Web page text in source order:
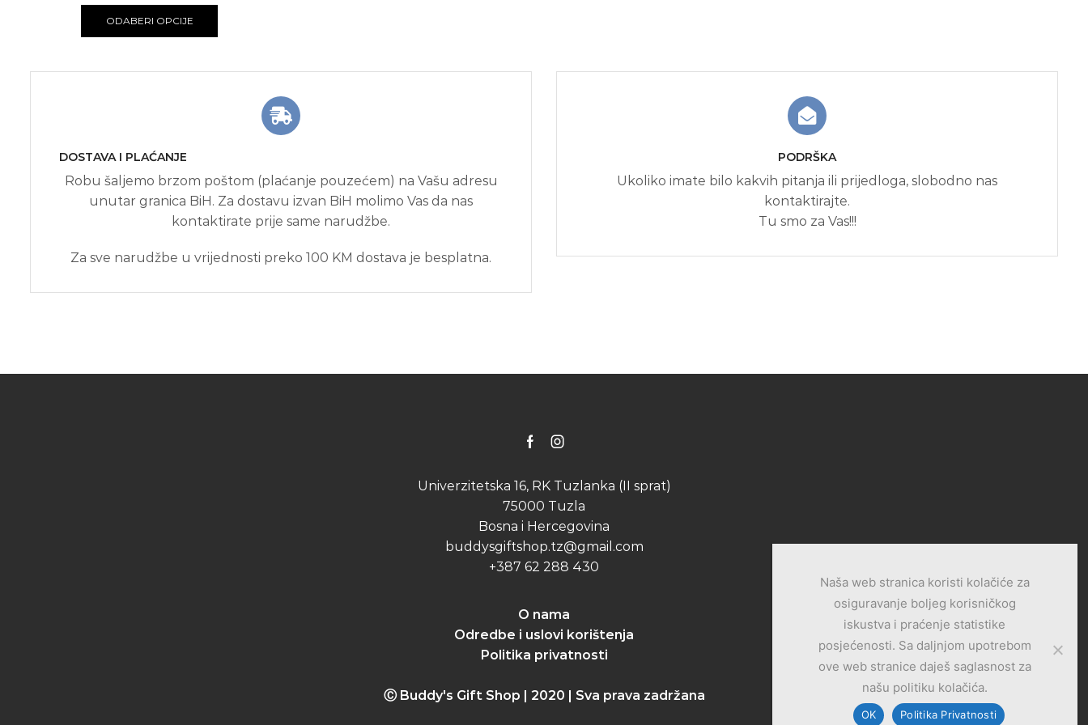
ODABERI OPCIJE
DOSTAVA I PLAĆANJE
Robu šaljemo brzom poštom (plaćanje pouzećem) na Vašu adresu
unutar granica BiH. Za dostavu izvan BiH molimo Vas da nas
kontaktirate prije same narudžbe.
Za sve narudžbe u vrijednosti preko 100 KM dostava je besplatna.
PODRŠKA
Ukoliko imate bilo kakvih pitanja ili prijedloga, slobodno nas
kontaktirajte.
Tu smo za Vas!!!
FacebookInstagram
Univerzitetska 16, RK Tuzlanka (II sprat)
75000 Tuzla
Bosna i Hercegovina
buddysgiftshop.tz@gmail.com
+387 62 288 430
O nama
Odredbe i uslovi korištenja
Politika privatnosti
Ⓒ Buddy's Gift Shop | 2020 | Sva prava zadržana
Naša web stranica koristi kolačiće za
osiguravanje boljeg korisničkog
iskustva i praćenje statistike
posjećenosti. Sa daljnjom upotrebom
ove web stranice daješ saglasnost za
našu politiku kolačića.
OK Politika Privatnosti